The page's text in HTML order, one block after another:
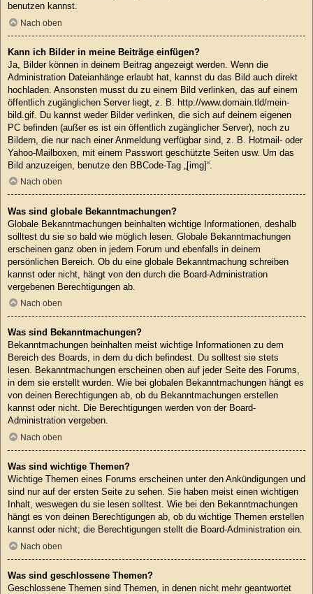
benutzen kannst.
Nach oben
Kann ich Bilder in meine Beiträge einfügen?
Ja, Bilder können in deinem Beitrag angezeigt werden. Wenn die
Administration Dateianhänge erlaubt hat, kannst du das Bild auch direkt
hochladen. Ansonsten musst du zu einem Bild verlinken, das auf einem
öffentlich zugänglichen Server liegt, z. B. http://www.domain.tld/mein-
bild.gif. Du kannst weder Bilder verlinken, die sich auf deinem eigenen
PC befinden (außer es ist ein öffentlich zugänglicher Server), noch zu
Bildern, die nur nach einer Anmeldung verfügbar sind, z. B. Hotmail- oder
Yahoo-Mailboxen, mit einem Passwort geschützte Seiten usw. Um das
Bild anzuzeigen, benutze den BBCode-Tag „[img]“.
Nach oben
Was sind globale Bekanntmachungen?
Globale Bekanntmachungen beinhalten wichtige Informationen, deshalb
solltest du sie so bald wie möglich lesen. Globale Bekanntmachungen
erscheinen ganz oben in jedem Forum und ebenfalls in deinem
persönlichen Bereich. Ob du eine globale Bekanntmachung schreiben
kannst oder nicht, hängt von den durch die Board-Administration
vergebenen Berechtigungen ab.
Nach oben
Was sind Bekanntmachungen?
Bekanntmachungen beinhalten meist wichtige Informationen zu dem
Bereich des Boards, in dem du dich befindest. Du solltest sie stets
lesen. Bekanntmachungen erscheinen oben auf jeder Seite des Forums,
in dem sie erstellt wurden. Wie bei globalen Bekanntmachungen hängt es
von deinen Berechtigungen ab, ob du Bekanntmachungen erstellen
kannst oder nicht. Die Berechtigungen werden von der Board-
Administration vergeben.
Nach oben
Was sind wichtige Themen?
Wichtige Themen eines Forums erscheinen unter den Ankündigungen und
sind nur auf der ersten Seite zu sehen. Sie haben meist einen wichtigen
Inhalt, weswegen du sie lesen solltest. Wie bei den Bekanntmachungen
hängt es von deinen Berechtigungen ab, ob du wichtige Themen erstellen
kannst oder nicht; die Berechtigungen stellt die Board-Administration ein.
Nach oben
Was sind geschlossene Themen?
Geschlossene Themen sind Themen, in denen nicht mehr geantwortet